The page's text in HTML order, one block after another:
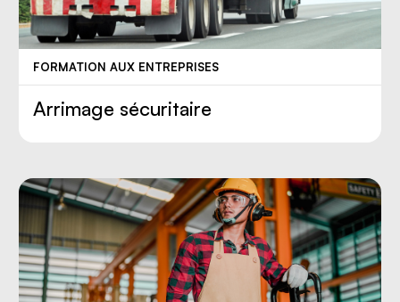
FORMATION AUX ENTREPRISES
Arrimage sécuritaire